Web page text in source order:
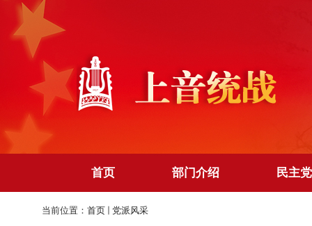
首页 部门介绍 民主
当前位置： 首页 党派风采